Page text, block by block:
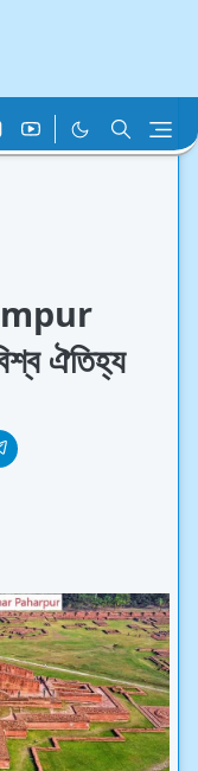
ঐতিহ্য